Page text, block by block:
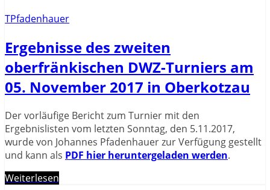
TPfadenhauer
Ergebnisse des zweiten
oberfränkischen DWZ-Turniers am
05. November 2017 in Oberkotzau
Der vorläufige Bericht zum Turnier mit den
Ergebnislisten vom letzten Sonntag, den 5.11.2017,
wurde von Johannes Pfadenhauer zur Verfügung gestellt
und kann als PDF hier heruntergeladen werden.
Weiterlesen